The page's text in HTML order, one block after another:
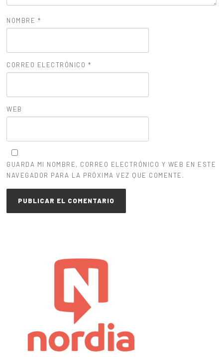
NOMBRE *
CORREO ELECTRÓNICO *
WEB
GUARDA MI NOMBRE, CORREO ELECTRÓNICO Y WEB EN ESTE
NAVEGADOR PARA LA PRÓXIMA VEZ QUE COMENTE.